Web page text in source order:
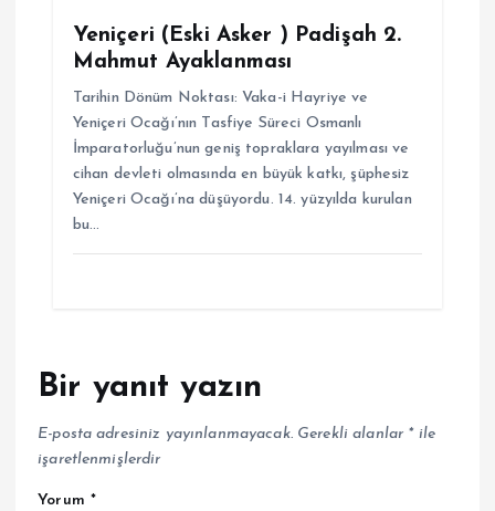
Yeniçeri (Eski Asker ) Padişah 2.
Mahmut Ayaklanması
Tarihin Dönüm Noktası: Vaka-i Hayriye ve
Yeniçeri Ocağı’nın Tasfiye Süreci Osmanlı
İmparatorluğu’nun geniş topraklara yayılması ve
cihan devleti olmasında en büyük katkı, şüphesiz
Yeniçeri Ocağı’na düşüyordu. 14. yüzyılda kurulan
bu…
Bir yanıt yazın
E-posta adresiniz yayınlanmayacak. Gerekli alanlar *ile
işaretlenmişlerdir
Yorum *